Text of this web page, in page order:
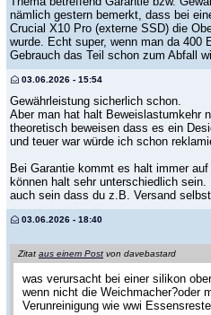
nämlich gestern bemerkt, dass bei
Crucial X10 Pro (externe SSD) die
wurde. Echt super, wenn man da 400
Gebrauch das Teil schon zum Abfall
03.06.2026 - 15:54
Gewährleistung sicherlich schon.
Aber man hat halt Beweislastumkehr
theoretisch beweisen dass es ein
und teuer war würde ich schon
Bei Garantie kommt es halt immer
können halt sehr unterschiedlich
auch sein dass du z.B. Versand
03.06.2026 - 18:40
Zitat aus einem Post von davebastard
was verursacht bei einer silikon
wenn nicht die Weichmacher?oder
Verunreinigung wie wwi